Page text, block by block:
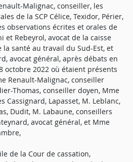
Malignac, conseiller, les
de la SCP Célice, Texidor, Périer,
observations écrites et orales de
et Rebeyrol, avocat de la caisse
santé au travail du Sud-Est, et
avocat général, après débats en
octobre 2022 où étaient présents
Renault-Malignac, conseiller
Thomas, conseiller doyen, Mme
Cassignard, Lapasset, M. Leblanc,
Dudit, M. Labaune, conseillers
avocat général, et Mme
de la Cour de cassation,